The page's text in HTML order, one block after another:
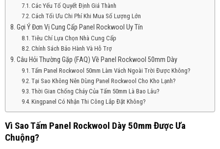
Các Yếu Tố Quyết Định Giá Thành
Cách Tối Ưu Chi Phí Khi Mua Số Lượng Lớn
Gợi Ý Đơn Vị Cung Cấp Panel Rockwool Uy Tín
Tiêu Chí Lựa Chọn Nhà Cung Cấp
Chính Sách Bảo Hành Và Hỗ Trợ
Câu Hỏi Thường Gặp (FAQ) Về Panel Rockwool 50mm Dày
Tấm Panel Rockwool 50mm Làm Vách Ngoài Trời Được Không?
Tại Sao Không Nên Dùng Panel Rockwool Cho Kho Lạnh?
Thời Gian Chống Cháy Của Tấm 50mm Là Bao Lâu?
Kingpanel Có Nhận Thi Công Lắp Đặt Không?
Vì Sao Tấm Panel Rockwool Dày 50mm Được Ưa
Chuộng?